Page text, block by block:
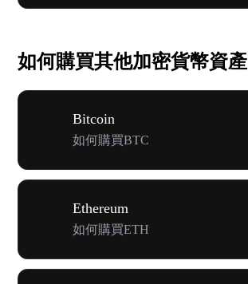
如何購買其他加密貨幣資產
Bitcoin
如何購買BTC
Ethereum
如何購買ETH